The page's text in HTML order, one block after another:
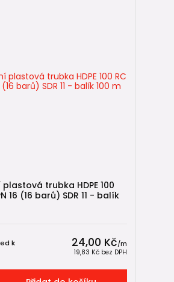
lídry evropského trhu.
– trubku stačí rovně uříznout,
nejčastější vodovodní přípojky
spojování PE potrubí
trubka HDPE 100
16 (16 barů) SDR 11 - balík
24,00 Kč/m
19,83 Kč bez DPH
k